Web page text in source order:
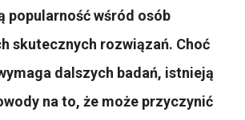
popularność wśród osób
skutecznych rozwiązań. Choć
dalszych badań, istnieją
na to, że może przyczynić